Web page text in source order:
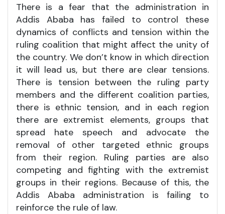
There is a fear that the administration in
Addis Ababa has failed to control these
dynamics of conflicts and tension within the
ruling coalition that might affect the unity of
the country. We don’t know in which direction
it will lead us, but there are clear tensions.
There is tension between the ruling party
members and the different coalition parties,
there is ethnic tension, and in each region
there are extremist elements, groups that
spread hate speech and advocate the
removal of other targeted ethnic groups
from their region. Ruling parties are also
competing and fighting with the extremist
groups in their regions. Because of this, the
Addis Ababa administration is failing to
reinforce the rule of law.